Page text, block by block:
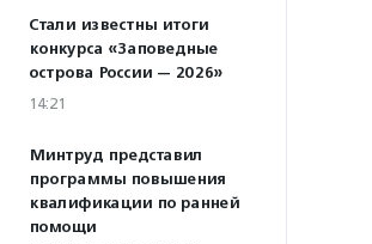
Стали известны итоги
конкурса «Заповедные
острова России — 2026»
14:21
Минтруд представил
программы повышения
квалификации по ранней
помощи